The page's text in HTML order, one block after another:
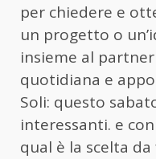
per chiedere e
un progetto o
insieme al
quotidiana e
Soli: questo
interessanti. e
qual è la scelta da